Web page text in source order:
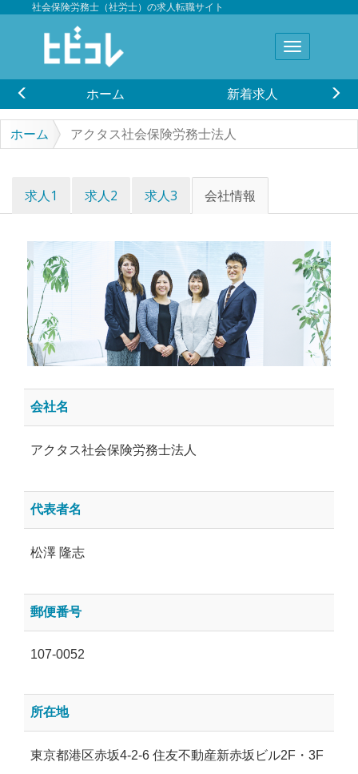
社会保険労務士（社労士）の求人転職サイト
ホーム 新着求人
ホーム アクタス社会保険労務士法人
求人1 求人2 求人3 会社情報
会社名
アクタス社会保険労務士法人
代表者名
松澤 隆志
郵便番号
107-0052
所在地
東京都港区赤坂4-2-6 住友不動産新赤坂ビル2F・3F